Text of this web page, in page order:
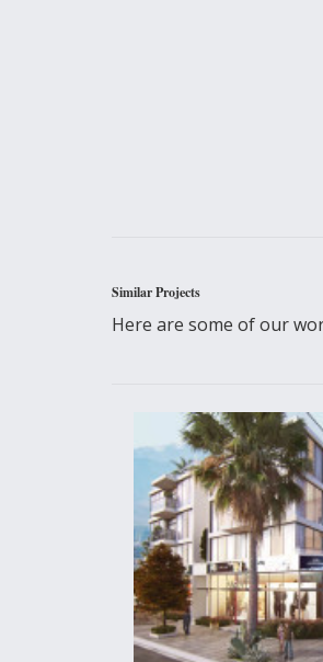
Similar Projects
Here are some of our